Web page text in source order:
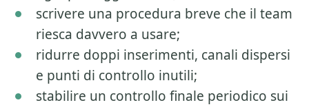
scrivere una procedura breve che il team
riesca davvero a usare;
ridurre doppi inserimenti, canali dispersi
e punti di controllo inutili;
stabilire un controllo finale periodico sui